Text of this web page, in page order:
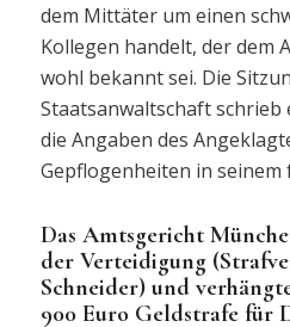
dem Mittäter um einen
Kollegen handelt, der dem
wohl bekannt sei. Die
Staatsanwaltschaft
die Angaben des
Gepflogenheiten in seinem
Das Amtsgericht
der Verteidigung
Schneider) und
900 Euro Geldstrafe für